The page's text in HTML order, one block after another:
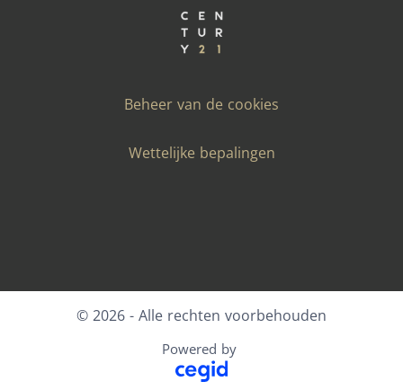
Beheer van de cookies
Wettelijke bepalingen
© 2026 - Alle rechten voorbehouden
Powered by